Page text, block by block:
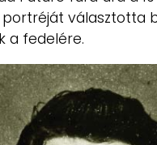
portréját választotta
a fedelére.